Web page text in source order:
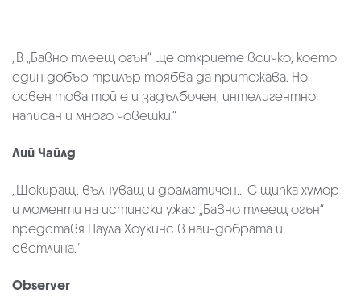
„В „Бавно тлеещ огън“ ще откриете всичко, което
един добър трилър трябва да притежава. Но
освен това той е и задълбочен, интелигентно
написан и много човешки.“
Лий Чайлд
„Шокиращ, вълнуващ и драматичен... С щипка хумор
и моменти на истински ужас „Бавно тлеещ огън“
представя Паула Хоукинс в най-добрата й
светлина.“
Observer